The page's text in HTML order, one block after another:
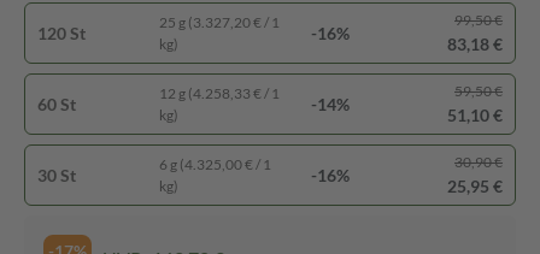
120 St
25 g (3.327,20 € / 1
kg)
-16%
99,50 €
83,18 €
60 St
12 g (4.258,33 € / 1
kg)
-14%
59,50 €
51,10 €
30 St
6 g (4.325,00 € / 1
kg)
-16%
30,90 €
25,95 €